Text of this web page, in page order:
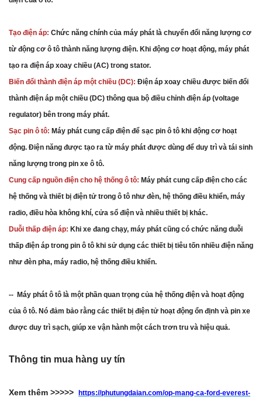
Tạo điện áp: Chức năng chính của máy phát là chuyển đổi năng lượng cơ
từ động cơ ô tô thành năng lượng điện. Khi động cơ hoạt động, máy phát
tạo ra điện áp xoay chiều (AC) trong stator.
Biến đổi thành điện áp một chiều (DC): Điện áp xoay chiều được biến đổi
thành điện áp một chiều (DC) thông qua bộ điều chỉnh điện áp (voltage
regulator) bên trong máy phát.
Sạc pin ô tô: Máy phát cung cấp điện để sạc pin ô tô khi động cơ hoạt
động. Điện năng được tạo ra từ máy phát được dùng để duy trì và tái sinh
năng lượng trong pin xe ô tô.
Cung cấp nguồn điện cho hệ thống ô tô: Máy phát cung cấp điện cho các
hệ thống và thiết bị điện tử trong ô tô như đèn, hệ thống điều khiển, máy
radio, điều hòa không khí, cửa sổ điện và nhiều thiết bị khác.
Duỗi thấp điện áp: Khi xe đang chạy, máy phát cũng có chức năng duỗi
thấp điện áp trong pin ô tô khi sử dụng các thiết bị tiêu tốn nhiều điện năng
như đèn pha, máy radio, hệ thống điều khiển.
-- Máy phát ô tô là một phần quan trọng của hệ thống điện và hoạt động
của ô tô. Nó đảm bảo rằng các thiết bị điện tử hoạt động ổn định và pin xe
được duy trì sạch, giúp xe vận hành một cách trơn tru và hiệu quả.
Thông tin mua hàng uy tín
Xem thêm >>>>>
https://phutungdaian.com/op-mang-ca-ford-everest-